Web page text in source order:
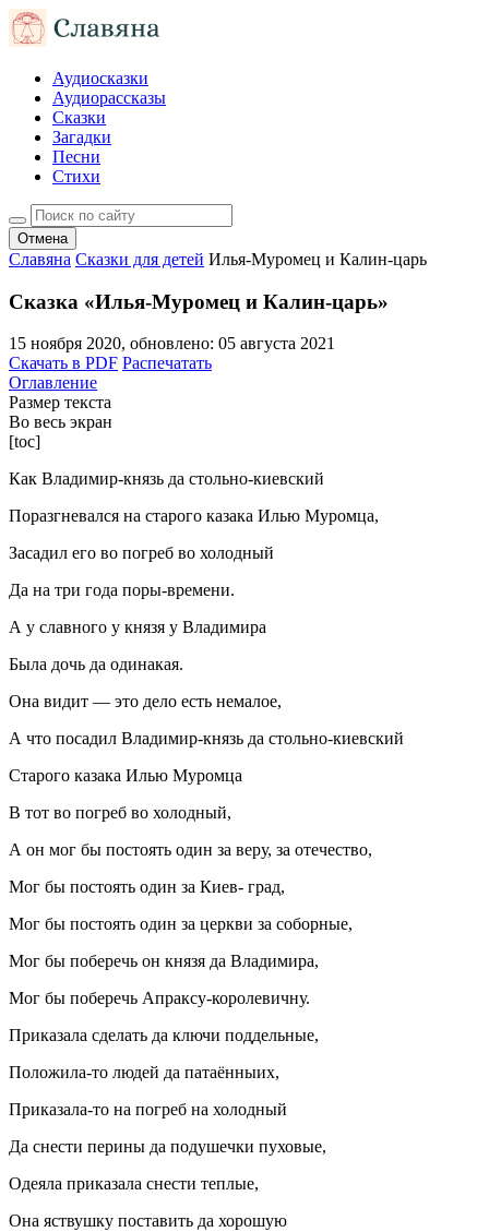
Аудиосказки
Аудиорассказы
Сказки
Загадки
Песни
Стихи
Отмена
Славяна Сказки для детей Илья-Муромец и Калин-царь
Сказка «Илья-Муромец и Калин-царь»
15 ноября 2020, обновлено: 05 августа 2021
Скачать в PDF Распечатать
Оглавление
Размер текста
Во весь экран
[toc]
Как Владимир-князь да стольно-киевский
Поразгневался на старого казака Илью Муромца,
Засадил его во погреб во холодный
Да на три года поры-времени.
А у славного у князя у Владимира
Была дочь да одинакая.
Она видит — это дело есть немалое,
А что посадил Владимир-князь да стольно-киевский
Старого казака Илью Муромца
В тот во погреб во холодный,
А он мог бы постоять один за веру, за отечество,
Мог бы постоять один за Киев- град,
Мог бы постоять один за церкви за соборные,
Мог бы поберечь он князя да Владимира,
Мог бы поберечь Апраксу-королевичну.
Приказала сделать да ключи поддельные,
Положила-то людей да патаённыих,
Приказала-то на погреб на холодный
Да снести перины да подушечки пуховые,
Одеяла приказала снести теплые,
Она яствушку поставить да хорошую